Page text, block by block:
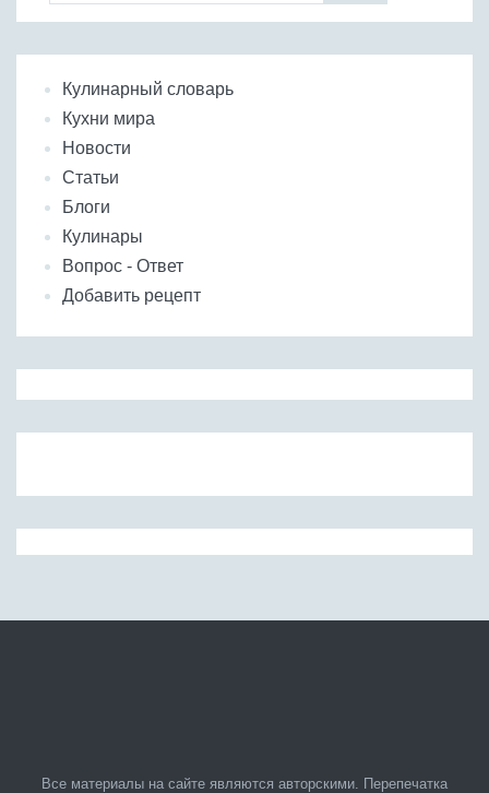
Кулинарный словарь
Кухни мира
Новости
Статьи
Блоги
Кулинары
Вопрос - Ответ
Добавить рецепт
Все материалы на сайте являются авторскими. Перепечатка